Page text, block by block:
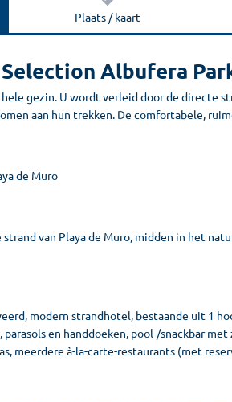
Plaats / kaart
Albufera
gezin. U wordt verleid door de directe
aan hun trekken. De comfortabele,
de Muro
van Playa de Muro, midden in het
modern strandhotel, bestaande uit 1
en handdoeken, pool-/snackbar
meerdere à-la-carte-restaurants (met